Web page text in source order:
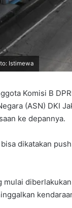
Istimewa
Komisi B
(ASN) DKI
ke depannya.
dikatakan
mulai